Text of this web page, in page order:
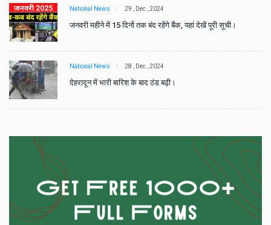
National News 29 , Dec , 2024
जनवरी महीने में 15 दिनों तक बंद रहेंगे बैंक, यहां देखें पूरी सूची।
National News 28 , Dec , 2024
देहरादून में भारी बारिश के बाद ठंड बढ़ी।